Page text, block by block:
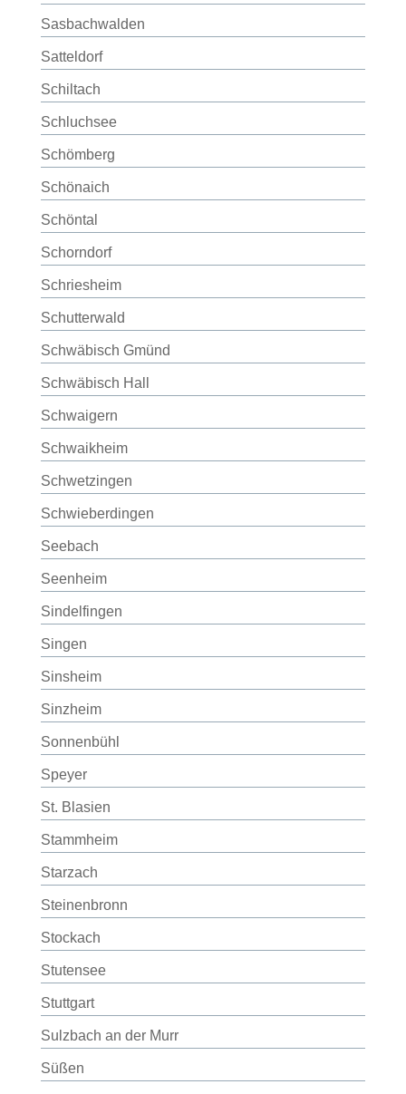
Sasbachwalden
Satteldorf
Schiltach
Schluchsee
Schömberg
Schönaich
Schöntal
Schorndorf
Schriesheim
Schutterwald
Schwäbisch Gmünd
Schwäbisch Hall
Schwaigern
Schwaikheim
Schwetzingen
Schwieberdingen
Seebach
Seenheim
Sindelfingen
Singen
Sinsheim
Sinzheim
Sonnenbühl
Speyer
St. Blasien
Stammheim
Starzach
Steinenbronn
Stockach
Stutensee
Stuttgart
Sulzbach an der Murr
Süßen